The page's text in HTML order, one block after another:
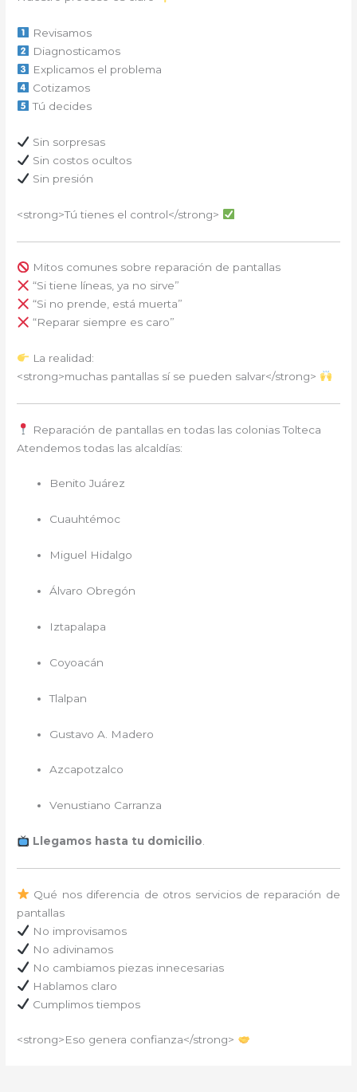
Revisamos
Diagnosticamos
Explicamos el problema
Cotizamos
Tú decides
Sin sorpresas
Sin costos ocultos
Sin presión
<strong>Tú tienes el control</strong>
Mitos comunes sobre reparación de pantallas
“Si tiene líneas, ya no sirve”
“Si no prende, está muerta”
“Reparar siempre es caro”
La realidad:
<strong>muchas pantallas sí se pueden salvar</strong>
Reparación de pantallas en todas las colonias Tolteca
Atendemos todas las alcaldías:
Benito Juárez
Cuauhtémoc
Miguel Hidalgo
Álvaro Obregón
Iztapalapa
Coyoacán
Tlalpan
Gustavo A. Madero
Azcapotzalco
Venustiano Carranza
Llegamos hasta tu domicilio
Qué nos diferencia de otros servicios de reparación de
pantallas
No improvisamos
No adivinamos
No cambiamos piezas innecesarias
Hablamos claro
Cumplimos tiempos
<strong>Eso genera confianza</strong>